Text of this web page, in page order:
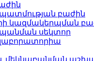
պատմության բաժին
կազմակերպման
սեկտոր
մեկնաբանման